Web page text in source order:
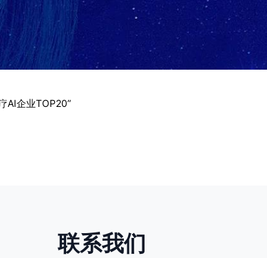
AI企业TOP20”
联系我们